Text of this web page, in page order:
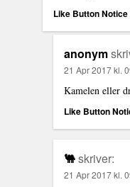
Like Button Notice
anonym
21 Apr 2017 kl.
Kamelen eller
Like Button
🐫skriver:
21 Apr 2017 kl.